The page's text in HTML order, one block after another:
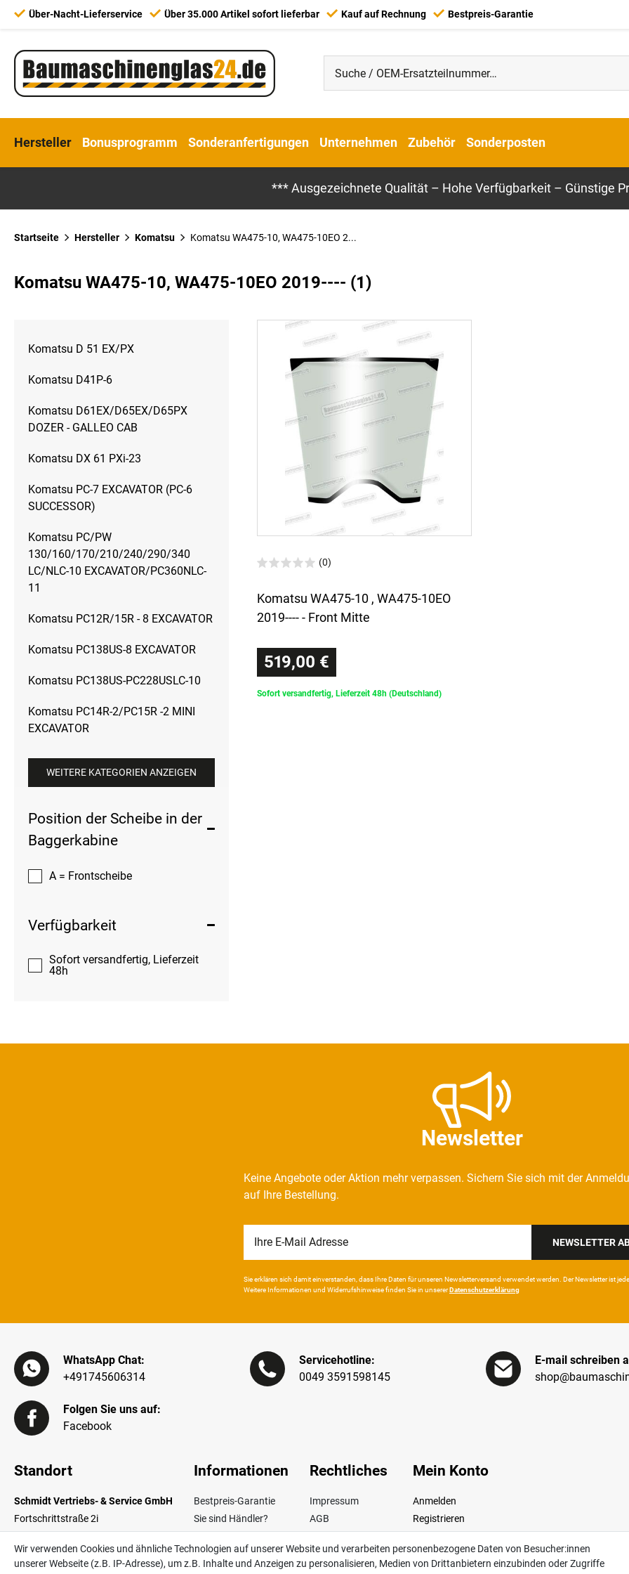
Über-Nacht-Lieferservice Über 35.000 Artikel sofort lieferbar Kauf auf Rechnung Bestpreis-Garantie
Hersteller Bonusprogramm Sonderanfertigungen Unternehmen Zubehör Sonderposten
*** Ausgezeichnete Qualität – Hohe Verfügbarkeit – Günstige
Startseite Hersteller Komatsu Komatsu WA475-10, WA475-10EO 2...
Komatsu WA475-10, WA475-10EO 2019---- (1)
Komatsu D 51 EX/PX
Komatsu D41P-6
Komatsu D61EX/D65EX/D65PX
DOZER - GALLEO CAB
Komatsu DX 61 PXi-23
Komatsu PC-7 EXCAVATOR (PC-6
SUCCESSOR)
Komatsu PC/PW
130/160/170/210/240/290/340
LC/NLC-10 EXCAVATOR/PC360NLC-
11
Komatsu PC12R/15R - 8 EXCAVATOR
Komatsu PC138US-8 EXCAVATOR
Komatsu PC138US-PC228USLC-10
Komatsu PC14R-2/PC15R -2 MINI
EXCAVATOR
WEITERE KATEGORIEN ANZEIGEN
Position der Scheibe in der
Baggerkabine
A = Frontscheibe
Verfügbarkeit
Sofort versandfertig, Lieferzeit
48h
(0)
Komatsu WA475-10 , WA475-10EO
2019---- - Front Mitte
519,00 €
Sofort versandfertig, Lieferzeit 48h (Deutschland)
Newsletter
Keine Angebote oder Aktion mehr verpassen. Sichern Sie sich mit der
auf Ihre Bestellung.
Honig
NEWSLETTER
Sie erklären sich damit ein­ver­standen, dass Ihre Da­ten für unseren News­letter­versand ver­wen­det werden. Der News­letter ist
Weitere Infor­mationen und Wider­rufshin­weise finden Sie in unsererDaten­schutz­erklärung
WhatsApp Chat:
+491745606314
Servicehotline:
0049 3591598145
E-mail schreiben
Folgen Sie uns auf:
Facebook
Standort
Schmidt Vertriebs- & Service GmbH
Fortschrittstraße 2i
Germany
Informationen
Bestpreis-Garantie
Sie sind Händler?
Lieferinformationen
Rechtliches
Impressum
AGB
Datenschutz
Vertrag widerrufen
Mein Konto
Anmelden
Registrieren
Wir verwenden Cookies und ähnliche Technologien auf unserer Website und verarbeiten personenbezogene Daten von Besucher:innen
unserer Webseite (z.B. IP-Adresse), um z.B. Inhalte und Anzeigen zu personalisieren, Medien von Drittanbietern einzubinden oder Zugriffe